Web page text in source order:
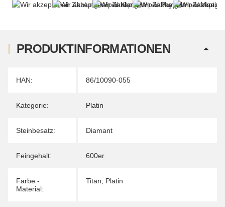
PRODUKTINFORMATIONEN
Produkteigenschaft
Wert
HAN: 86/10090-055
Kategorie: Platin
Steinbesatz: Diamant
Feingehalt: 600er
Farbe -
Material:
Titan Platin